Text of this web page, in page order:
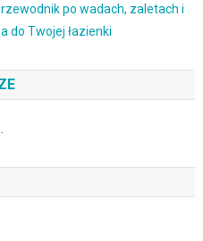
po wadach, zaletach i
do Twojej łazienki